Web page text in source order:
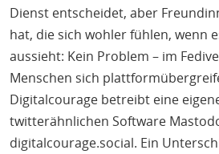
Dienst entscheidet, aber
hat, die sich wohler fühlen, wenn
aussieht: Kein Problem – im
Menschen sich
Digitalcourage betreibt eine
twitterähnlichen Software
digitalcourage.social. Ein